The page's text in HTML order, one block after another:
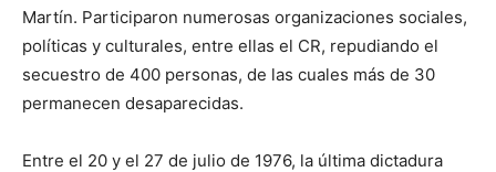
Martín. Participaron numerosas organizaciones sociales,
políticas y culturales, entre ellas el CR, repudiando el
secuestro de 400 personas, de las cuales más de 30
permanecen desaparecidas.
Entre el 20 y el 27 de julio de 1976, la última dictadura